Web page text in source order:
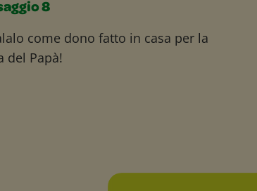
8
come dono fatto in casa per la
del Papà!